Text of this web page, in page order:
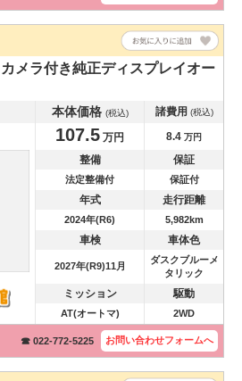
メラ付き純正ディスプレイオー
本体価格 (税込) 諸費用 (税込)
107.5 万円 8.4 万円
整備 保証
法定整備付 保証付
年式 走行距離
2024年(R6) 5,982km
車検 車体色
2027年(R9)11月
ダスクブルーメ
タリック
ミッション 駆動
AT(オートマ) 2WD
☎ 022-772-5225 お問い合わせフォームへ